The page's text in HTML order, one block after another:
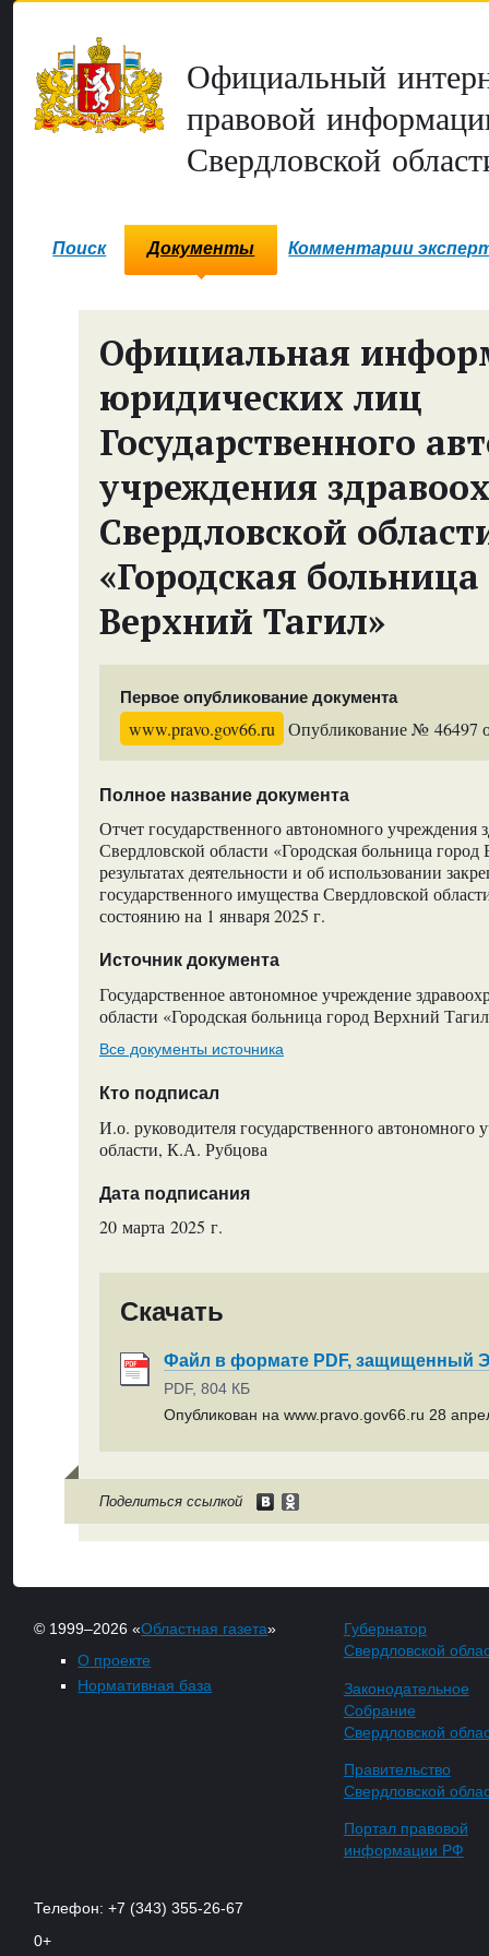
Официальный
правовой
Свердловской
Поиск Документы Комментарии
Официальная
юридических лиц
Государственного
учреждения
Свердловской
«Городская больница
Верхний Тагил»
Первое опубликование документа
www.pravo.gov66.ru Опубликование № 46497
Полное название документа
Отчет государственного автономного учреждения
Свердловской области «Городская больница
результатах деятельности и об использовании
государственного имущества Свердловской
состоянию на 1 января 2025 г.
Источник документа
Государственное автономное учреждение
области «Городская больница город Верхний
Все документы источника
Кто подписал
И.о. руководителя государственного автономного
области, К.А. Рубцова
Дата подписания
20 марта 2025 г.
Скачать
Файл в формате PDF, защищенный
PDF, 804 КБ
Опубликован на www.pravo.gov66.ru 28
Поделиться ссылкой
© 1999–2026 «Областная газета»
О проекте
Нормативная база
Губернатор
Свердловской
Законодательное
Собрание
Свердловской
Правительство
Свердловской
Портал правовой
информации РФ
Телефон: +7 (343) 355-26-67
0+